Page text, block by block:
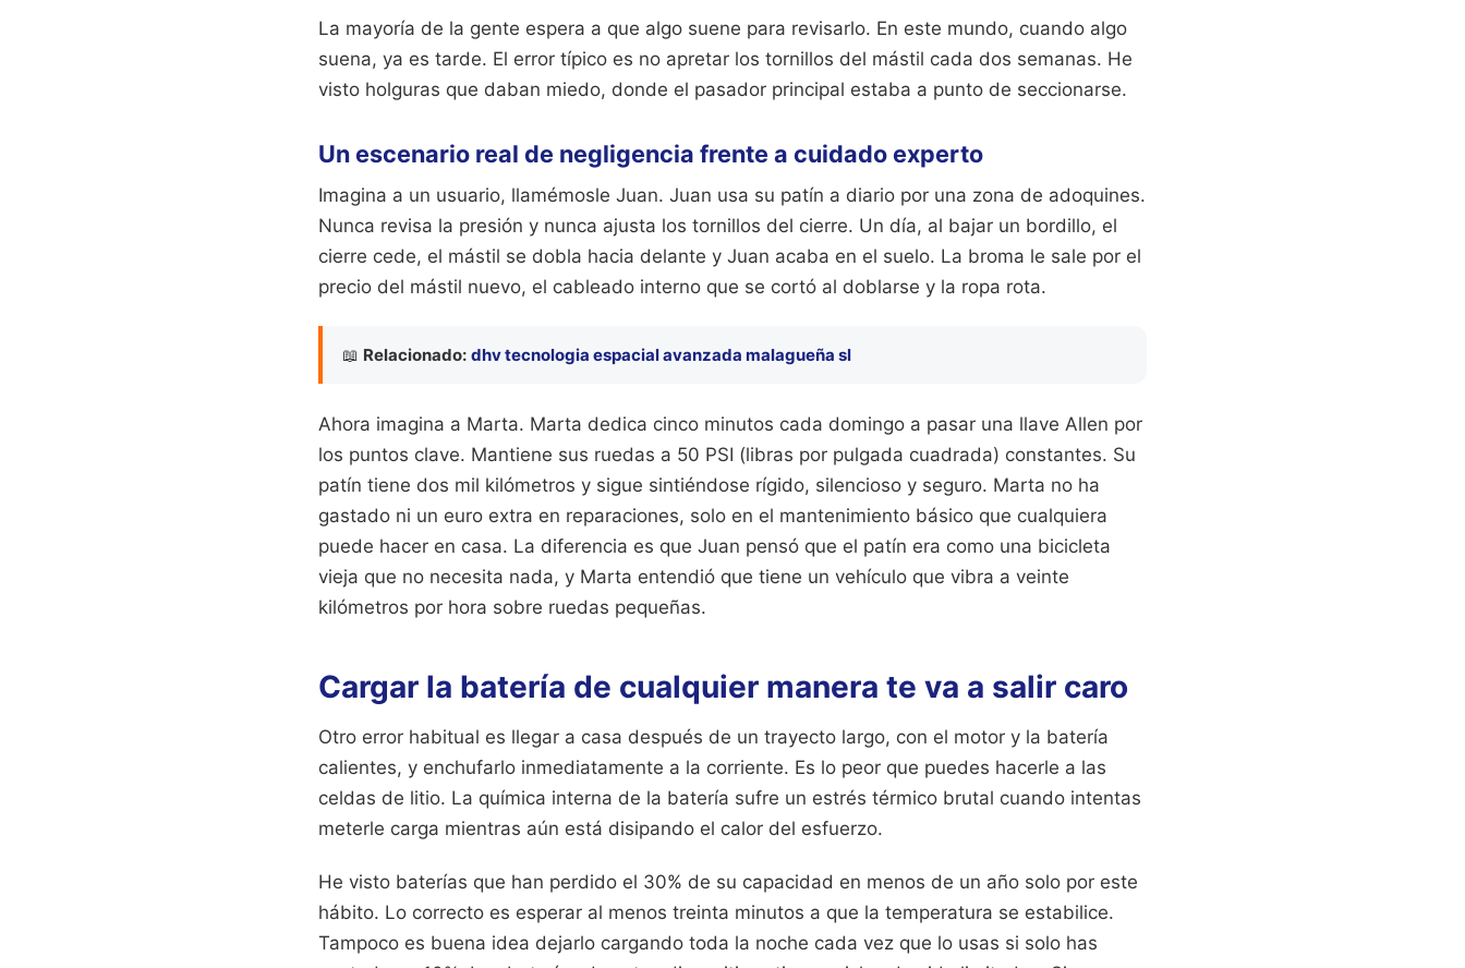
La mayoría de la gente espera a que algo suene para revisarlo. En este mundo, cuando algo
suena, ya es tarde. El error típico es no apretar los tornillos del mástil cada dos semanas. He
visto holguras que daban miedo, donde el pasador principal estaba a punto de seccionarse.
Un escenario real de negligencia frente a cuidado experto
Imagina a un usuario, llamémosle Juan. Juan usa su patín a diario por una zona de adoquines.
Nunca revisa la presión y nunca ajusta los tornillos del cierre. Un día, al bajar un bordillo, el
cierre cede, el mástil se dobla hacia delante y Juan acaba en el suelo. La broma le sale por el
precio del mástil nuevo, el cableado interno que se cortó al doblarse y la ropa rota.
📖 Relacionado: dhv tecnologia espacial avanzada malagueña sl
Ahora imagina a Marta. Marta dedica cinco minutos cada domingo a pasar una llave Allen por
los puntos clave. Mantiene sus ruedas a 50 PSI (libras por pulgada cuadrada) constantes. Su
patín tiene dos mil kilómetros y sigue sintiéndose rígido, silencioso y seguro. Marta no ha
gastado ni un euro extra en reparaciones, solo en el mantenimiento básico que cualquiera
puede hacer en casa. La diferencia es que Juan pensó que el patín era como una bicicleta
vieja que no necesita nada, y Marta entendió que tiene un vehículo que vibra a veinte
kilómetros por hora sobre ruedas pequeñas.
Cargar la batería de cualquier manera te va a salir caro
Otro error habitual es llegar a casa después de un trayecto largo, con el motor y la batería
calientes, y enchufarlo inmediatamente a la corriente. Es lo peor que puedes hacerle a las
celdas de litio. La química interna de la batería sufre un estrés térmico brutal cuando intentas
meterle carga mientras aún está disipando el calor del esfuerzo.
He visto baterías que han perdido el 30% de su capacidad en menos de un año solo por este
hábito. Lo correcto es esperar al menos treinta minutos a que la temperatura se estabilice.
Tampoco es buena idea dejarlo cargando toda la noche cada vez que lo usas si solo has